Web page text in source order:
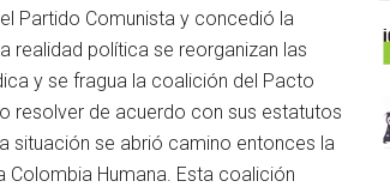
Partido Comunista y concedió la
realidad política se reorganizan las
y se fragua la coalición del Pacto
resolver de acuerdo con sus estatutos
situación se abrió camino entonces la
Humana. Esta coalición